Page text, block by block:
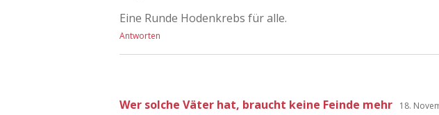
Eine Runde Hodenkrebs für alle.
Antworten
Wer solche Väter hat, braucht keine Feinde mehr 18.